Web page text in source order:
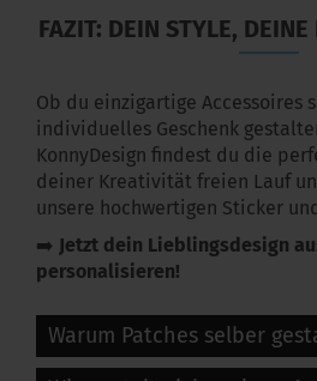
FAZIT: DEIN STYLE,
Ob du einzigartige Accessoires
individuelles Geschenk
KonnyDesign findest du die
deiner Kreativität freien Lauf
unsere hochwertigen Sticker
➡️ Jetzt dein Lieblingsdesign
personalisieren!
Warum Patches selber